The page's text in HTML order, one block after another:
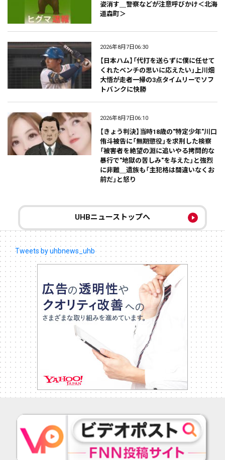
姿消す＿警察などが注意呼びかけ＜北海
道森町＞
2026年8月7日06:30
【日本ハム】「代打を送らずに僕に任せて
くれたベンチの思いに応えたい」上川畑
大悟が走者一掃の3点タイムリーでソフ
トバンクに快勝
2026年8月7日06:10
【きょう判決】当時18歳の"特定少年"川口
侑斗被告に「無期懲役」を求刑した検察
「被害者を絶望の淵に追いやる拷問的な
暴行で"地獄の苦しみ"を与えた」と強烈
に非難＿遺族も「主犯格は間違いなくお
前だ」と怒り
UHBニューストップへ
Tweets by uhbnews_uhb